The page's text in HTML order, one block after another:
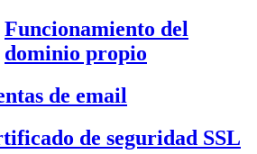
Funcionamiento del
dominio propio
de email
de seguridad SSL